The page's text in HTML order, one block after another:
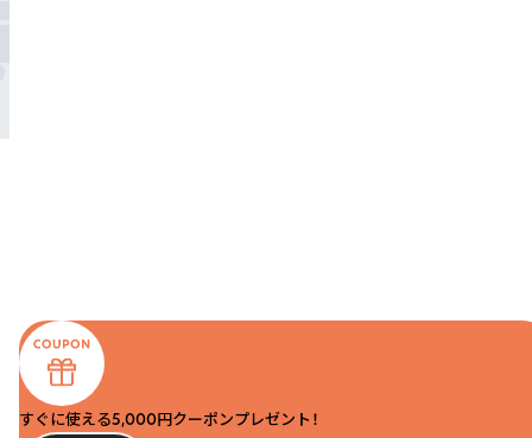
すぐに使える5,000円クーポンプレゼント！